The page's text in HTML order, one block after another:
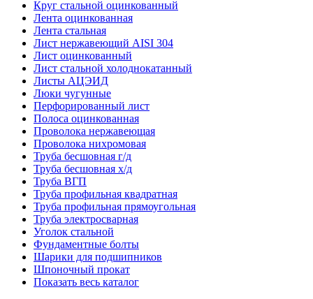
Круг стальной оцинкованный
Лента оцинкованная
Лента стальная
Лист нержавеющий AISI 304
Лист оцинкованный
Лист стальной холоднокатанный
Листы АЦЭИД
Люки чугунные
Перфорированный лист
Полоса оцинкованная
Проволока нержавеющая
Проволока нихромовая
Труба бесшовная г/д
Труба бесшовная х/д
Труба ВГП
Труба профильная квадратная
Труба профильная прямоугольная
Труба электросварная
Уголок стальной
Фундаментные болты
Шарики для подшипников
Шпоночный прокат
Показать весь каталог